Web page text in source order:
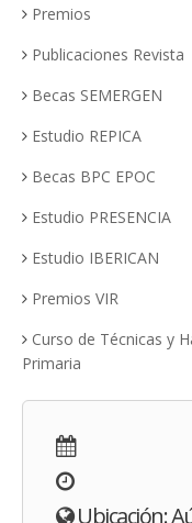
Premios
Publicaciones Revista
Becas SEMERGEN
Estudio REPICA
Becas BPC EPOC
Estudio PRESENCIA
Estudio IBERICAN
Premios VIR
Curso de Técnicas y
Primaria
Ubicación: